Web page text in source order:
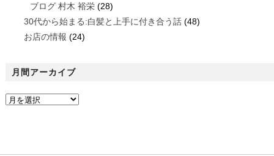
ブログ 村木 裕栄(28)
30代から始まる:白髪と上手に付き合う話(48)
お店の情報 (24)
月間アーカイブ